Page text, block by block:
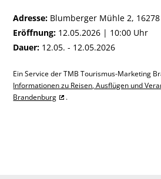
Adresse: Blumberger Mühle 2,
Eröffnung: 12.05.2026 | 10:00 Uhr
Dauer: 12.05. - 12.05.2026
Ein Service der TMB Tourismus-Marketing
Informationen zu Reisen, Ausflügen und
Brandenburg
.